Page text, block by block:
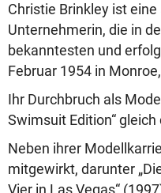
Christie Brinkley ist
Unternehmerin, die in
bekanntesten und
Februar 1954 in
Ihr Durchbruch als
Swimsuit Edition“
Neben ihrer
mitgewirkt, darunter
Vier in Las Vegas“